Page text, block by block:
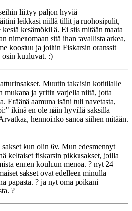
liittyy paljon hyviä
leikkasi niillä tillit ja ruohosipulit,
kesämökillä. Ei siis mitään maata
nimenomaan sitä ihan tavallista arkea,
koostuu ja joihin Fiskarsin oranssit
osin kuuluvat. :)
Muutin takaisin kotitilalle
mukana ja yritin varjella niitä, jotta
Eräänä aamuna isäni tuli navetasta,
ikinä en ole näin hyvillä saksilla
hennoinko sanoa siihen mitään.
kun olin 6v. Mun edesmennyt
keltaiset fiskarsin pikkusakset, joilla
ennen kouluun menoa. ? nyt 24
sakset ovat edelleen minulla
papasta. ? ja nyt oma poikani
?